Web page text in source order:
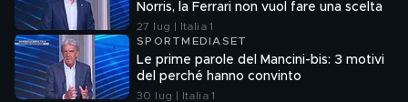
Norris, la Ferrari non vuol fare una scelta
27 lug | Italia 1
SPORTMEDIASET
Le prime parole del Mancini-bis: 3 motivi
del perché hanno convinto
30 lug | Italia 1